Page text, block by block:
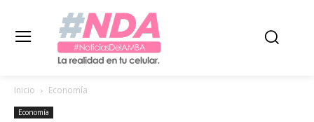
Inicio Economía
Economía